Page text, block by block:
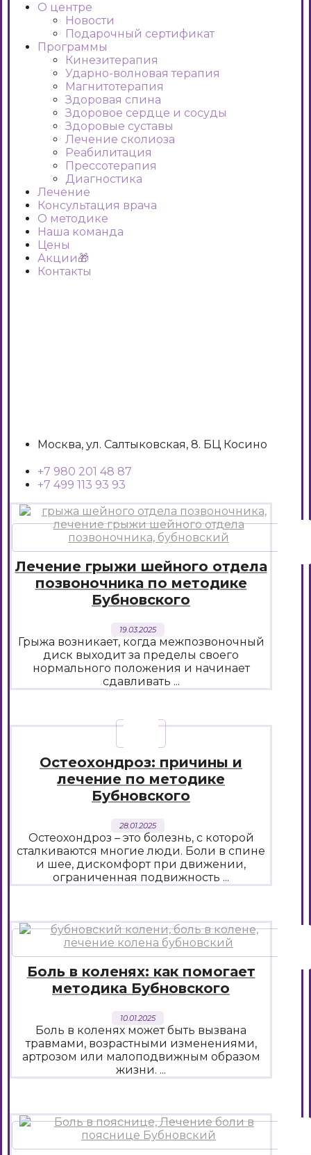
О центре
Новости
Подарочный сертификат
Программы
Кинезитерапия
Ударно-волновая терапия
Магнитотерапия
Здоровая спина
Здоровое сердце и сосуды
Здоровые суставы
Лечение сколиоза
Реабилитация
Прессотерапия
Диагностика
Лечение
Консультация врача
О методике
Наша команда
Цены
Акции🎁
Контакты
Москва, ул. Салтыковская, 8. БЦ Косино
+7 980 201 48 87
+7 499 113 93 93
Лечение грыжи шейного отдела
позвоночника по методике
Бубновского
19.03.2025
Грыжа возникает, когда межпозвоночный
диск выходит за пределы своего
нормального положения и начинает
сдавливать ...
Остеохондроз: причины и
лечение по методике
Бубновского
28.01.2025
Остеохондроз – это болезнь, с которой
сталкиваются многие люди. Боли в спине
и шее, дискомфорт при движении,
ограниченная подвижность ...
Боль в коленях: как помогает
методика Бубновского
10.01.2025
Боль в коленях может быть вызвана
травмами, возрастными изменениями,
артрозом или малоподвижным образом
жизни. ...